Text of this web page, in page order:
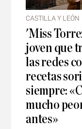
CASTILLA Y LEÓN
'Miss
joven que
las redes
recetas
siempre:
mucho
antes»